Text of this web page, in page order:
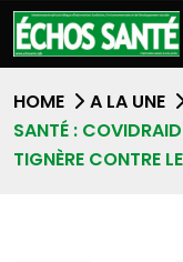
HOME A LA UNE
SANTÉ :
TIGNÈRE CONTRE